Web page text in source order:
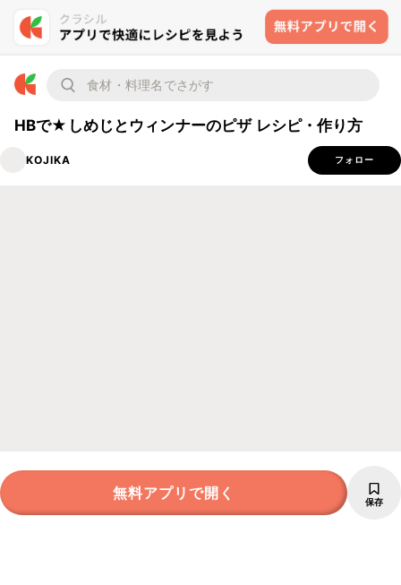
HBで★しめじとウィンナーのピザ レシピ・作り方
KOJIKA フォロー
無料アプリで開く 保存